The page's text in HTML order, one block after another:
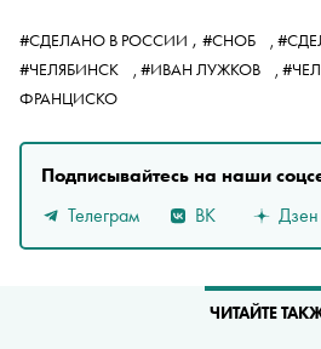
#СДЕЛАНО В РОССИИ , #СНОБ ,
#ЧЕЛЯБИНСК
, #ИВАН ЛУЖКОВ ,
ФРАНЦИСКО
Подписывайтесь на наши
Телеграм
ВК Дзен
ЧИТАЙТЕ